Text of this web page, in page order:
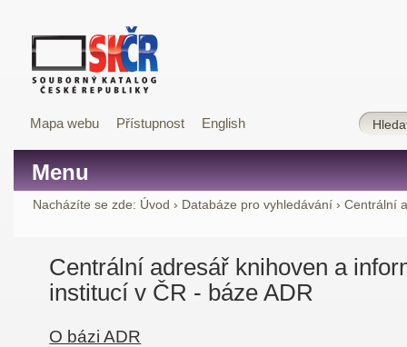
Mapa webu Přístupnost English
Menu
Nacházíte se zde: Úvod › Databáze pro vyhledávání › Centrální
Centrální adresář knihoven a
institucí v ČR - báze ADR
O bázi ADR